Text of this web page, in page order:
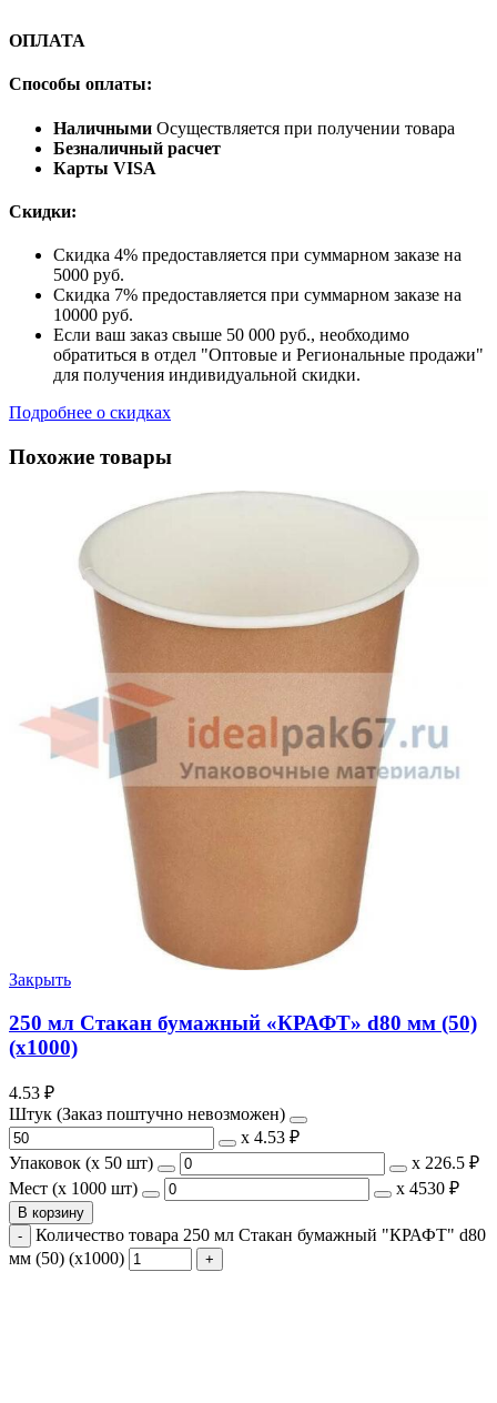
ОПЛАТА
Способы оплаты:
Наличными Осуществляется при получении товара
Безналичный расчет
Карты VISA
Скидки:
Скидка 4% предоставляется при суммарном заказе на
5000 руб.
Скидка 7% предоставляется при суммарном заказе на
10000 руб.
Если ваш заказ свыше 50 000 руб., необходимо
обратиться в отдел "Оптовые и Региональные продажи"
для получения индивидуальной скидки.
Подробнее о скидках
Похожие товары
Закрыть
250 мл Стакан бумажный «КРАФТ» d80 мм (50)
(х1000)
4.53 ₽
Штук (Заказ поштучно невозможен)
х 4.53 ₽
Упаковок (x 50 шт)
х 226.5 ₽
Мест (x 1000 шт)
х 4530 ₽
В корзину
Количество товара 250 мл Стакан бумажный "КРАФТ" d80
мм (50) (х1000)